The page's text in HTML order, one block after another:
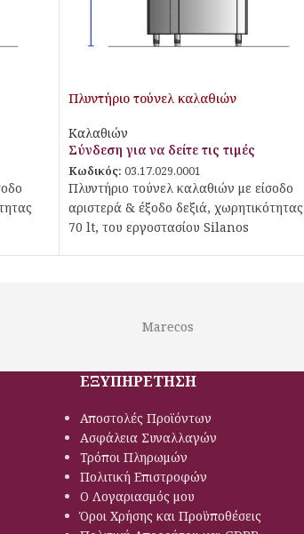
Πλυντήριο τούνελ καλαθιών
Καλαθιών
Σύνδεση για να δείτε τις τιμές
Κωδικός: 03.17.029.0001
Πλυντήριο τούνελ καλαθιών με είσοδο
αριστερά & έξοδο δεξιά, χωρητικότητας
70 lt, του εργοστασίου Silanos
ΕΞΥΠΗΡΕΤΗΣΗ
Αποστολές Προϊόντων
Ασφάλεια Συναλλαγών
Τρόποι Πληρωμών
Πολιτική Eπιστροφών
Ο Λογαριασμός μου
Όροι Χρήσης και Προϋποθέσεις